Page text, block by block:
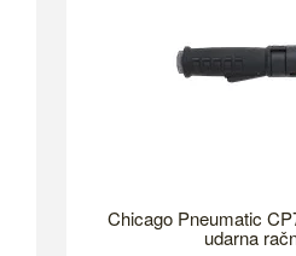
Chicago Pneumatic
udarna